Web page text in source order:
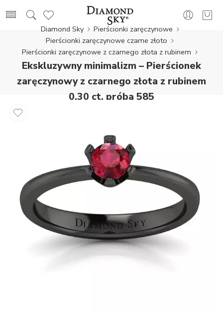
Diamond Sky
Pierścionki zaręczynowe
Pierścionki zaręczynowe czarne złoto
Pierścionki zaręczynowe z czarnego złota z rubinem
Ekskluzywny minimalizm – Pierścionek
zaręczynowy z czarnego złota z rubinem
0.30 ct, próba 585